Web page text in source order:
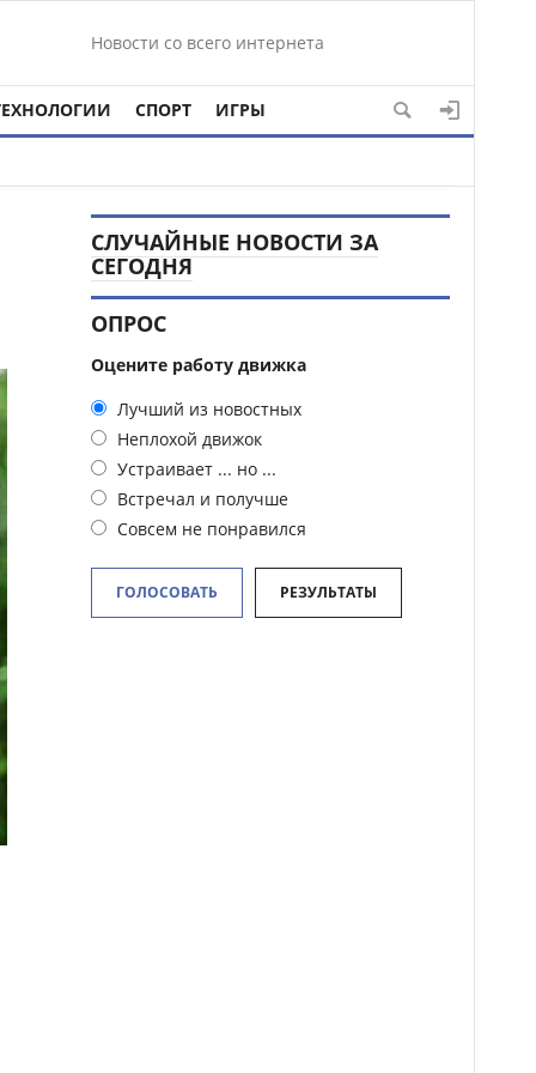
Новости со всего интернета
СПОРТ ИГРЫ
СЛУЧАЙНЫЕ НОВОСТИ ЗА
СЕГОДНЯ
ОПРОС
Оцените работу движка
Лучший из новостных
Неплохой движок
Устраивает ... но ...
Встречал и получше
Совсем не понравился
ГОЛОСОВАТЬ РЕЗУЛЬТАТЫ